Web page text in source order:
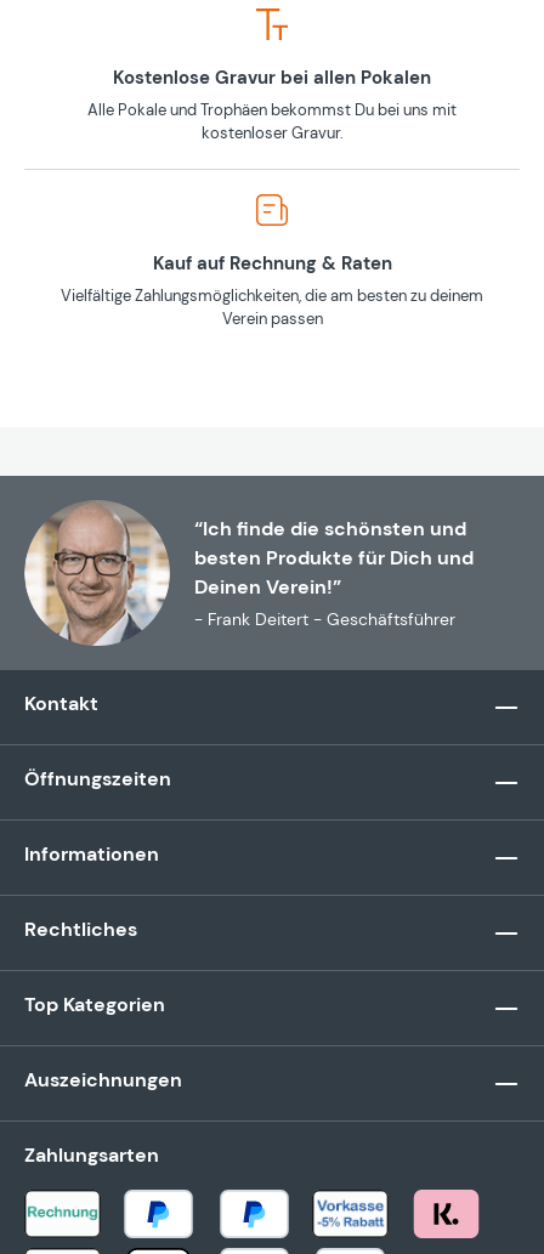
Kostenlose Gravur bei allen Pokalen
Alle Pokale und Trophäen bekommst Du bei uns mit
kostenloser Gravur.
Kauf auf Rechnung & Raten
Vielfältige Zahlungsmöglichkeiten, die am besten zu deinem
Verein passen
“Ich finde die schönsten und
besten Produkte für Dich und
Deinen Verein!”
- Frank Deitert - Geschäftsführer
Kontakt
Öffnungszeiten
Informationen
Rechtliches
Top Kategorien
Auszeichnungen
Zahlungsarten